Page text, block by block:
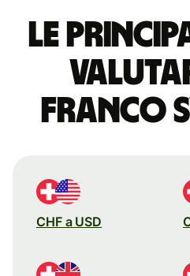
Le
franco
CHF a USD